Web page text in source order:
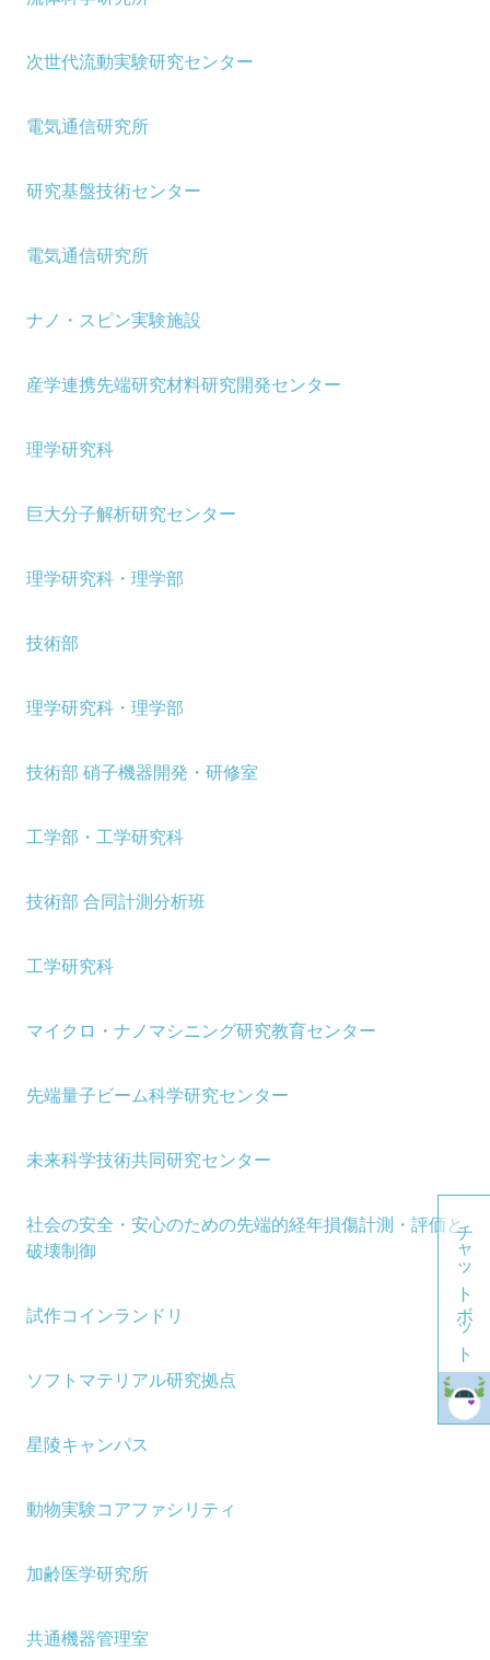
次世代流動実験研究センター
電気通信研究所
研究基盤技術センター
電気通信研究所
ナノ・スピン実験施設
産学連携先端研究材料研究開発センター
理学研究科
巨大分子解析研究センター
理学研究科・理学部
技術部
理学研究科・理学部
技術部 硝子機器開発・研修室
工学部・工学研究科
技術部 合同計測分析班
工学研究科
マイクロ・ナノマシニング研究教育センター
先端量子ビーム科学研究センター
未来科学技術共同研究センター
社会の安全・安心のための先端的経年損傷計測・評価と
破壊制御
試作コインランドリ
ソフトマテリアル研究拠点
星陵キャンパス
動物実験コアファシリティ
加齢医学研究所
共通機器管理室
チャットボット